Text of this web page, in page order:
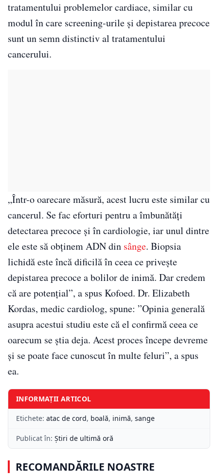
tratamentului problemelor cardiace, similar cu
modul în care screening-urile și depistarea precoce
sunt un semn distinctiv al tratamentului
cancerului.
„Într-o oarecare măsură, acest lucru este similar cu
cancerul. Se fac eforturi pentru a îmbunătăți
detectarea precoce și în cardiologie, iar unul dintre
ele este să obținem ADN din sânge. Biopsia
lichidă este încă dificilă în ceea ce privește
depistarea precoce a bolilor de inimă. Dar credem
că are potențial”, a spus Kofoed. Dr. Elizabeth
Kordas, medic cardiolog, spune: ”Opinia generală
asupra acestui studiu este că el confirmă ceea ce
oarecum se știa deja. Acest proces începe devreme
și se poate face cunoscut în multe feluri”, a spus
ea.
INFORMAȚII ARTICOL
Etichete: atac de cord, boală, inimă, sange
Publicat în: Știri de ultimă oră
RECOMANDĂRILE NOASTRE